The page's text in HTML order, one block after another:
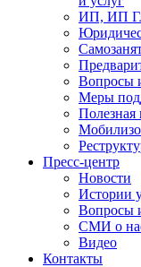
ИП, ИП
Вопросы
Меры
Пресс-центр
Новости
Истории
Вопросы
СМИ о
Видео
Контакты